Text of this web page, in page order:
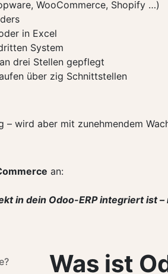
WooCommerce, Shopify …)
in Excel
System
drei Stellen gepflegt
über zig Schnittstellen
– wird aber mit zunehmendem
an:
in dein Odoo-ERP integriert ist
Was ist